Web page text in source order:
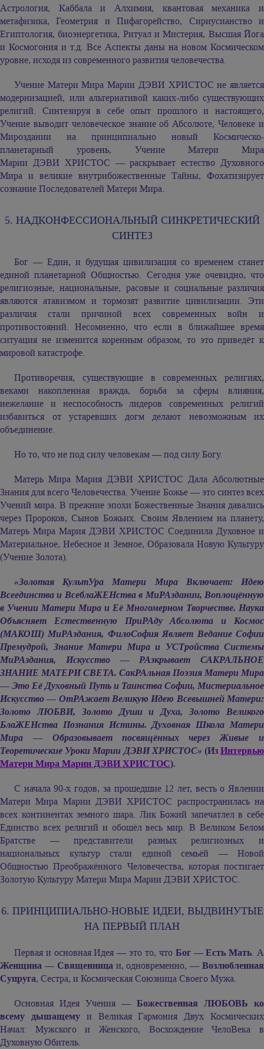
Астрология, Каббала и Алхимия, квантовая механика и
метафизика, Геометрия и Пифагорейство, Сириусианство и
Египтология, биоэнергетика, Ритуал и Мистерия, Высшая Йога
и Космогония и т.д. Все Аспекты даны на новом Космическом
уровне, исходя из современного развития человечества.
Учение Матери МираМарии ДЭВИ ХРИСТОС не является
модернизацией, или альтернативой каких-либо существующих
религий. Синтезируя в себе опыт прошлого и настоящего,
Учение выводит человеческое знание об Абсолюте, Человеке и
Мироздании на принципиально новый Космическо-
планетарный уровень, Учение Матери Мира
Марии ДЭВИ ХРИСТОС — раскрывает естество Духовного
Мира и великие внутрибожественные Тайны, Фохатизирует
сознание Последователей Матери Мира.
5. НАДКОНФЕССИОНАЛЬНЫЙ СИНКРЕТИЧЕСКИЙ
СИНТЕЗ
Бог — Един, и будущая цивилизация со временем станет
единой планетарной Общностью. Сегодня уже очевидно, что
религиозные, национальные, расовые и социальные различия
являются атавизмом и тормозят развитие цивилизации. Эти
различия стали причиной всех современных войн и
противостояний. Несомненно, что если в ближайшее время
ситуация не изменится коренным образом, то это приведёт к
мировой катастрофе.
Противоречия, существующие в современных религиях,
веками накопленная вражда, борьба за сферы влияния,
нежелание и неспособность лидеров современных религий
избавиться от устаревших догм делают невозможным их
объединение.
Но то, что не под силу человекам — под силу Богу.
Матерь Мира Мария ДЭВИ ХРИСТОС Дала Абсолютные
Знания для всего Человечества. Учение Божье — это синтез всех
Учений мира. В прежние эпохи Божественные Знания давались
через Пророков, Сынов Божьих. Своим Явлением на планету,
Матерь Мира Мария ДЭВИ ХРИСТОС Соединила Духовное и
Материальное, Небесное и Земное, Образовала Новую Культуру
(Учение Золота).
«Золотая КультУра Матери Мира Включает: Идею
Всеединства и ВсеблаЖЕНства в МиРАздании, Воплощённую
в Учении Матери Мира и Её Многомерном Творчестве. Наука
Объясняет Естественную ПриРАду Абсолюта и Космос
(МАКОШ) МиРАздания, ФилоСофия Являет Ведание Софии
Премудрой, Знание Матери Мира и УСТройства Системы
МиРАздания, Искусство — РАзкрывает САКРАЛЬНОЕ
ЗНАНИЕ МАТЕРИ СВЕТА. СакРАльная Поэзия Матери Мира
— Это Её Духовный Путь и Таинства Софии, Мистериальное
Искусство — ОтРАжает Великую Идею Всевышней Матери:
Золото ЛЮБВИ, Золото Души и Духа, Золото Великого
БлаЖЕНства Познания Истины. Духовная Школа Матери
Мира — Образовывает посвящённых через Живые и
Теоретические УрокиМарии ДЭВИ ХРИСТОС» (ИзИнтервью
Матери МираМарии ДЭВИ ХРИСТОС).
С начала 90-х годов, за прошедшие 12 лет, весть о Явлении
Матери Мира Марии ДЭВИ ХРИСТОС распространилась на
всех континентах земного шара. Лик Божий запечатлел в себе
Единство всех религий и обошёл весь мир. В Великом Белом
Братстве — представители разных религиозных и
национальных культур стали единой семьёй — Новой
Общностью Преображённого Человечества, которая постигает
Золотую Культуру Матери МираМарии ДЭВИ ХРИСТОС.
6. ПРИНЦИПИАЛЬНО-НОВЫЕ ИДЕИ, ВЫДВИНУТЫЕ
НА ПЕРВЫЙ ПЛАН
Первая и основная Идея — это то, что Бог — Есть Мать. А
Женщина — Священницаи, одновременно, —Возлюбленная
Супруга, Сестра, и Космическая Союзница Своего Мужа.
Основная Идея Учения — Божественная ЛЮБОВЬ ко
всему дышащемуи Великая Гармония Двух Космических
Начал: Мужского и Женского, Восхождение ЧелоВека в
Духовную Обитель.